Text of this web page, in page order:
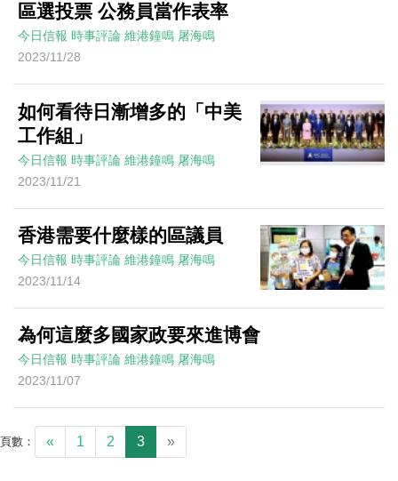
區選投票 公務員當作表率
今日信報 時事評論 維港鐘鳴 屠海鳴
2023/11/28
如何看待日漸增多的「中美
工作組」
今日信報 時事評論 維港鐘鳴 屠海鳴
2023/11/21
香港需要什麼樣的區議員
今日信報 時事評論 維港鐘鳴 屠海鳴
2023/11/14
為何這麼多國家政要來進博會
今日信報 時事評論 維港鐘鳴 屠海鳴
2023/11/07
頁數： « 1 2 3 »